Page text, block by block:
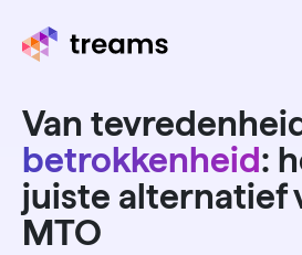
Van
betrokkenheid:
juiste alternatief
MTO